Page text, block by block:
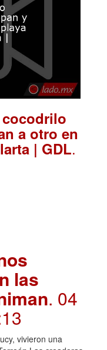
a otro en
| GDL.
las
. 04
vivieron una